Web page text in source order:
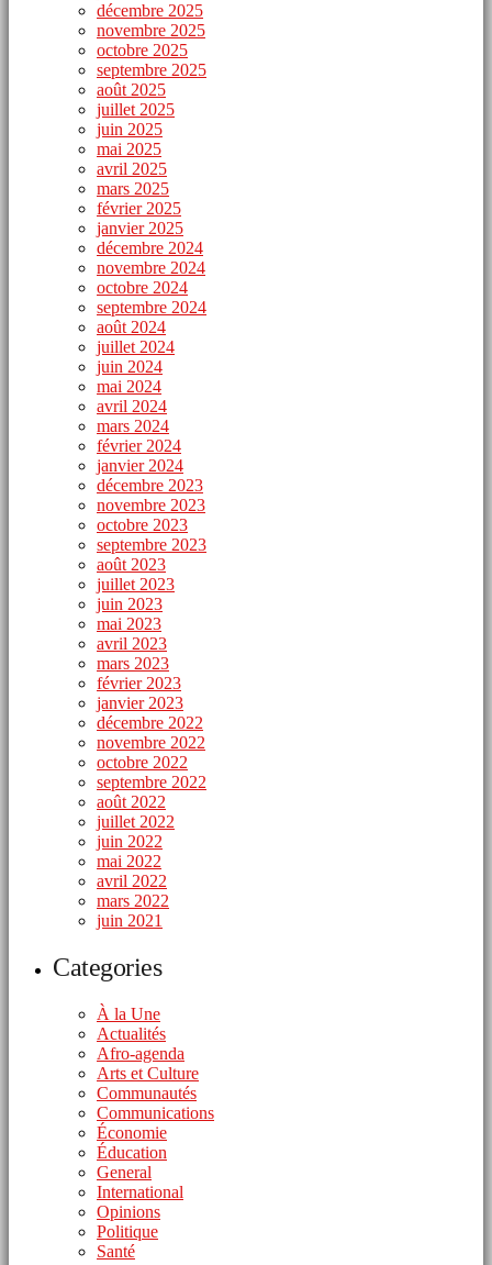
décembre 2025
novembre 2025
octobre 2025
septembre 2025
août 2025
juillet 2025
juin 2025
mai 2025
avril 2025
mars 2025
février 2025
janvier 2025
décembre 2024
novembre 2024
octobre 2024
septembre 2024
août 2024
juillet 2024
juin 2024
mai 2024
avril 2024
mars 2024
février 2024
janvier 2024
décembre 2023
novembre 2023
octobre 2023
septembre 2023
août 2023
juillet 2023
juin 2023
mai 2023
avril 2023
mars 2023
février 2023
janvier 2023
décembre 2022
novembre 2022
octobre 2022
septembre 2022
août 2022
juillet 2022
juin 2022
mai 2022
avril 2022
mars 2022
juin 2021
Categories
À la Une
Actualités
Afro-agenda
Arts et Culture
Communautés
Communications
Économie
Éducation
General
International
Opinions
Politique
Santé